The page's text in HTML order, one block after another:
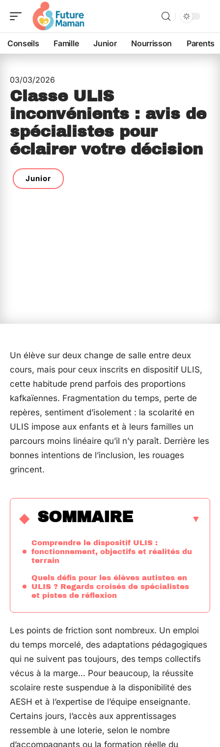
Conseils Famille Junior Nourrisson Parents
03/03/2026
Classe ULIS
inconvénients : avis de
spécialistes pour
éclairer votre décision
Junior
Un élève sur deux change de salle entre deux
cours, mais pour ceux inscrits en dispositif ULIS,
cette habitude prend parfois des proportions
kafkaïennes. Fragmentation du temps, perte de
repères, sentiment d’isolement : la scolarité en
ULIS impose aux enfants et à leurs familles un
parcours moins linéaire qu’il n’y paraît. Derrière les
bonnes intentions de l’inclusion, les rouages
grincent.
SOMMAIRE
Comprendre le dispositif ULIS :
fonctionnement, objectifs et réalités du
terrain
Quels défis pour les élèves autistes en
ULIS ? Regards croisés de spécialistes
et pistes de réflexion
Les points de friction sont nombreux. Un emploi
du temps morcelé, des adaptations pédagogiques
qui ne suivent pas toujours, des temps collectifs
vécus à la marge… Pour beaucoup, la réussite
scolaire reste suspendue à la disponibilité des
AESH et à l’expertise de l’équipe enseignante.
Certains jours, l’accès aux apprentissages
ressemble à une loterie, selon le nombre
d’accompagnants ou la formation réelle du